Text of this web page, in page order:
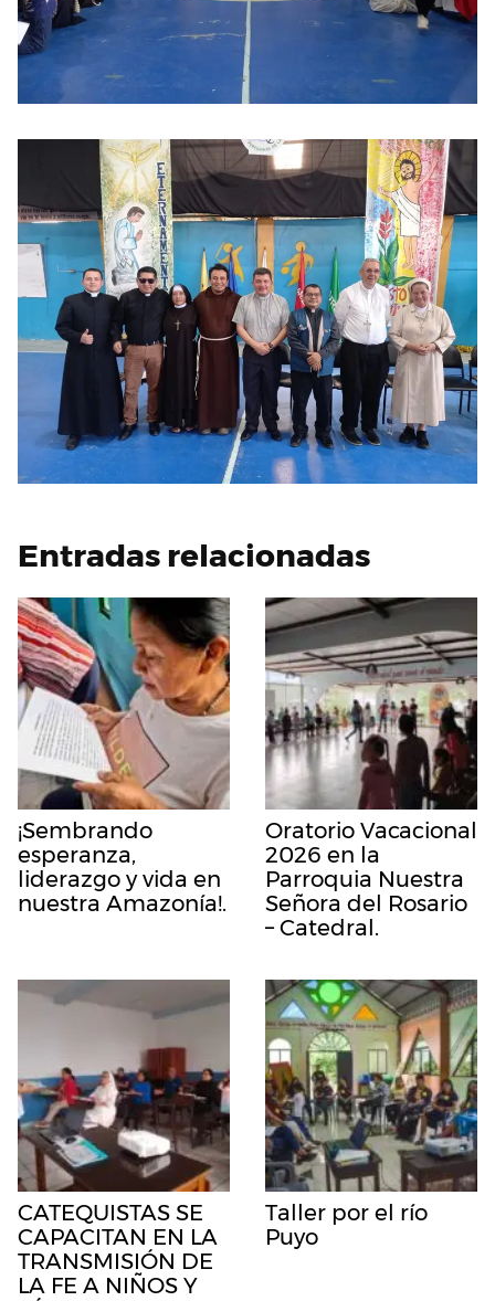
Entradas relacionadas
¡Sembrando
esperanza,
liderazgo y vida en
nuestra Amazonía!.
Oratorio Vacacional
2026 en la
Parroquia Nuestra
Señora del Rosario
– Catedral.
CATEQUISTAS SE
CAPACITAN EN LA
TRANSMISIÓN DE
LA FE A NIÑOS Y
Taller por el río
Puyo